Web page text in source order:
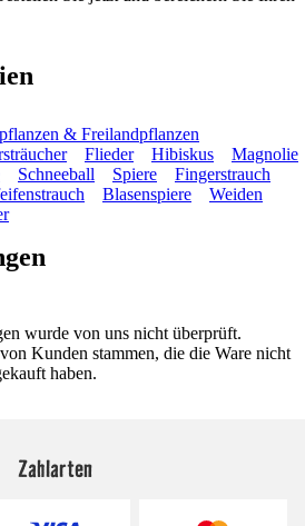
& Freilandpflanzen
Flieder Hibiskus
Magnolie
Schneeball Spiere
Fingerstrauch
Blasenspiere
Weiden
wurde von uns nicht überprüft.
Kunden stammen, die die Ware nicht
haben.
Zahlarten